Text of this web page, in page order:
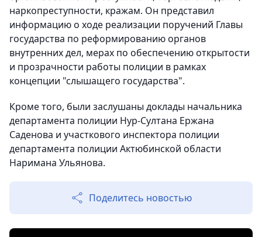
наркопреступности, кражам. Он представил
информацию о ходе реализации поручений Главы
государства по реформированию органов
внутренних дел, мерах по обеспечению открытости
и прозрачности работы полиции в рамках
концепции "слышащего государства".
Кроме того, были заслушаны доклады начальника
департамента полиции Нур-Султана Ержана
Саденова и участкового инспектора полиции
департамента полиции Актюбинской области
Наримана Ульянова.
Поделитесь новостью